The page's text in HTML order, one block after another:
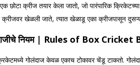
छोटा क्रीज तयार केला जातो, जो पारंपारिक
क्रीजवर खेळली जाते, त्यात खेळाडू एका क्रीजपासून
नियम| Rules of Box Cricket
गोलंदाज केवळ एकाच टोकावर चेंडू टाकतो.